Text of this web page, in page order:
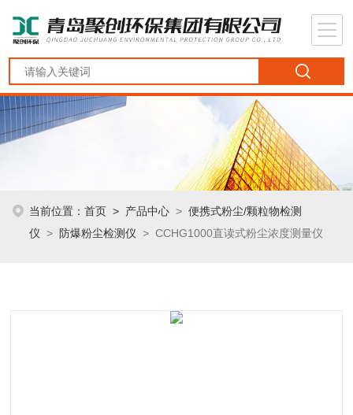
当前位置：首页 > 产品中心 >便携式粉尘/颗粒物检测
仪 > 防爆粉尘检测仪 > CCHG1000直读式粉尘浓度测量仪